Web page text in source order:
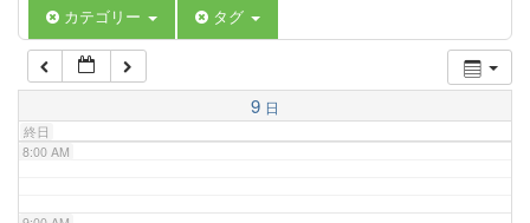
カテゴリー タグ
9 日
終日
6:00 AM
7:00 AM
8:00 AM